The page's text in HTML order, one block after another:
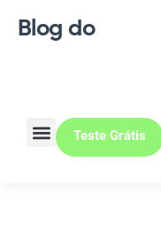
Blog do
Teste Grátis